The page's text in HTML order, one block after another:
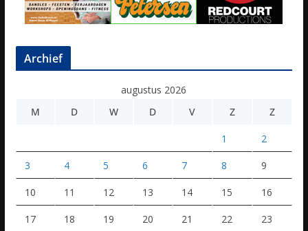
Archief
augustus 2026
M
D W D V Z Z
1 2
3 4 5 6 7 8 9
10 11 12 13 14 15 16
17 18 19 20 21 22 23